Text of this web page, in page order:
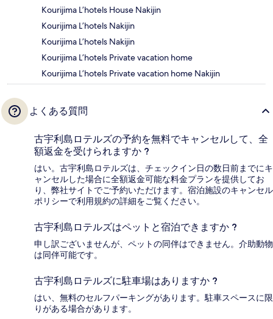
Kourijima L’hotels House Nakijin
Kourijima L’hotels Nakijin
Kourijima L’hotels Nakijin
Kourijima L’hotels Private vacation home
Kourijima L’hotels Private vacation home Nakijin
よくある質問
古宇利島ロテルズの予約を無料でキャンセルして、全
額返金を受けられますか ?
はい。古宇利島ロテルズは、チェックイン日の数日前までにキ
ャンセルした場合に全額返金可能な料金プランを提供してお
り、弊社サイトでご予約いただけます。宿泊施設のキャンセル
ポリシーで利用規約の詳細をご覧ください。
古宇利島ロテルズはペットと宿泊できますか ?
申し訳ございませんが、ペットの同伴はできません。介助動物
は同伴可能です。
古宇利島ロテルズに駐車場はありますか ?
はい、無料のセルフパーキングがあります。駐車スペースに限
りがある場合があります。